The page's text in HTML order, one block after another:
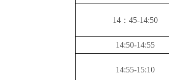
14：45-14:50
14:50-14:55
14:55-1 5:10